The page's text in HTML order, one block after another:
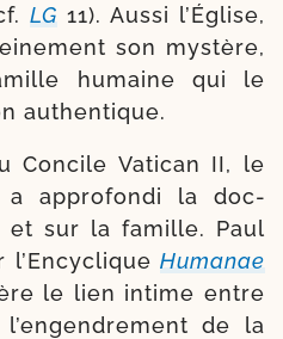
LG 11). Aussi l’Église,
son mys­tère,
humaine qui le
authentique.
Concile Vatican II, le
a appro­fon­di la doc­
sur la famille. Paul
l’Encyclique Humanae
le lien intime entre
de la